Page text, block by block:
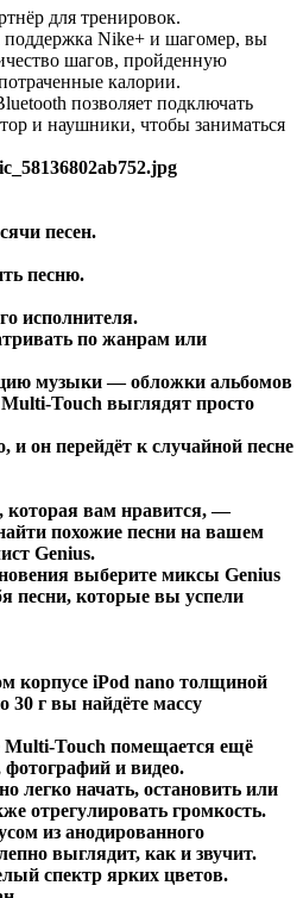
для тренировок.
поддержка Nike+ и шагомер, вы
шагов, пройденную
калории.
позволяет подключать
и наушники, чтобы заниматься
песен.
песню.
исполнителя.
по жанрам или
музыки — обложки альбомов
выглядят просто
и он перейдёт к случайной песне
которая вам нравится, —
похожие песни на вашем
Genius.
выберите миксы Genius
песни, которые вы успели
корпусе iPod nano толщиной
30 г вы найдёте массу
помещается ещё
и видео.
начать, остановить или
отрегулировать громкость.
из анодированного
выглядит, как и звучит.
спектр ярких цветов.